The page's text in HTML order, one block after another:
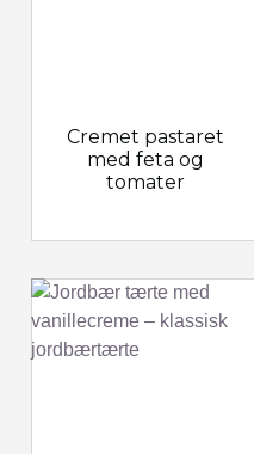
Cremet pastaret
med feta og
tomater